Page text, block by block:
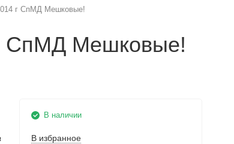
г СпМД Мешковые!
СпМД Мешковые!
В наличии
В избранное